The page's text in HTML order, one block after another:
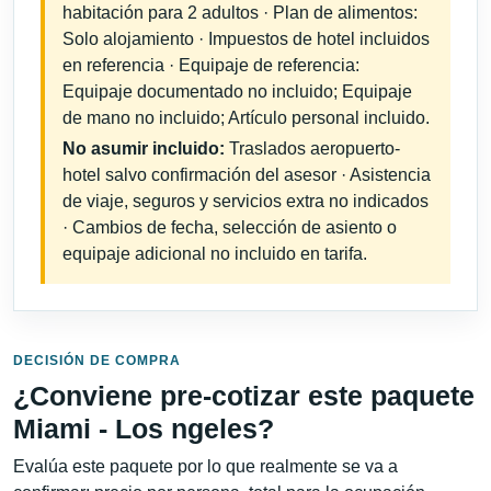
habitación para 2 adultos · Plan de alimentos:
Solo alojamiento · Impuestos de hotel incluidos
en referencia · Equipaje de referencia:
Equipaje documentado no incluido; Equipaje
de mano no incluido; Artículo personal incluido.
No asumir incluido: Traslados aeropuerto-
hotel salvo confirmación del asesor · Asistencia
de viaje, seguros y servicios extra no indicados
· Cambios de fecha, selección de asiento o
equipaje adicional no incluido en tarifa.
DECISIÓN DE COMPRA
¿Conviene pre-cotizar este paquete
Miami - Los ngeles?
Evalúa este paquete por lo que realmente se va a